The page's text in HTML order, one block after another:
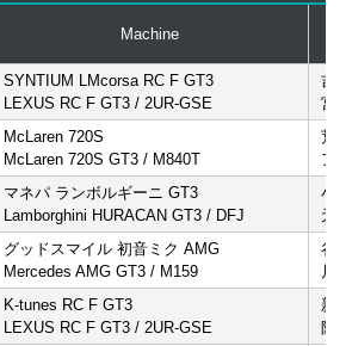
Machine
SYNTIUM LMcorsa RC F GT3
LEXUS RC F GT3 / 2UR-GSE
吉
宮
McLaren 720S
McLaren 720S GT3 / M840T
荒
ア
マネパ ランボルギーニ GT3
Lamborghini HURACAN GT3 / DFJ
小
元
グッドスマイル 初音ミク AMG
Mercedes AMG GT3 / M159
谷
片
K-tunes RC F GT3
LEXUS RC F GT3 / 2UR-GSE
新
阪